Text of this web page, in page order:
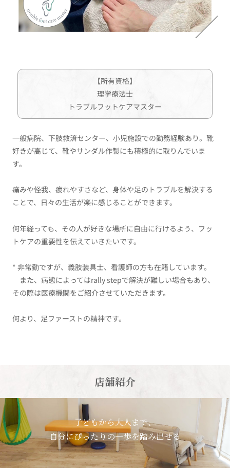
【所有資格】
理学療法士
トラブルフットケアマスター
一般病院、下肢救済センター、小児施設での勤務経験あり。靴
好きが高じて、靴やサンダル作製にも積極的に取りんでいま
す。
痛みや怪我、疲れやすさなど、身体や足のトラブルを解決する
ことで、日々の生活が楽に感じることができます。
何年経っても、その人が好きな場所に自由に行けるよう、フッ
トケアの重要性を伝えていきたいです。
* 非常勤ですが、義肢装具士、看護師の方も在籍しています。
また、病態によってはrally stepで解決が難しい場合もあり、
その際は医療機関をご紹介させていただきます。
何より、足ファーストの精神です。
店舗紹介
子どもから大人まで、
自分にぴったりの一歩を踏み出せる